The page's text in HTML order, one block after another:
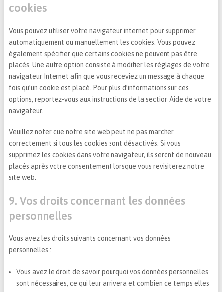
cookies
Vous pouvez utiliser votre navigateur internet pour supprimer
automatiquement ou manuellement les cookies. Vous pouvez
également spécifier que certains cookies ne peuvent pas être
placés. Une autre option consiste à modifier les réglages de votre
navigateur Internet afin que vous receviez un message à chaque
fois qu’un cookie est placé. Pour plus d’informations sur ces
options, reportez-vous aux instructions de la section Aide de votre
navigateur.
Veuillez noter que notre site web peut ne pas marcher
correctement si tous les cookies sont désactivés. Si vous
supprimez les cookies dans votre navigateur, ils seront de nouveau
placés après votre consentement lorsque vous revisiterez notre
site web.
9. Vos droits concernant les données
personnelles
Vous avez les droits suivants concernant vos données
personnelles :
Vous avez le droit de savoir pourquoi vos données personnelles
sont nécessaires, ce qui leur arrivera et combien de temps elles